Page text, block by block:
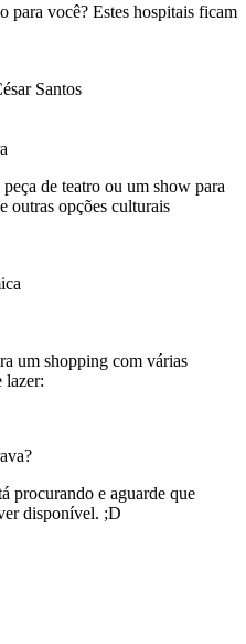
para você? Estes hospitais ficam
Santos
de teatro ou um show para
outras opções culturais
um shopping com várias
lazer:
procurando e aguarde que
disponível. ;D